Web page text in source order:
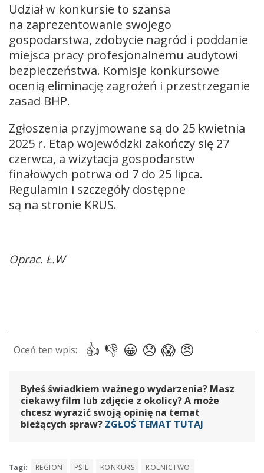
Udział w konkursie to szansa
na zaprezentowanie swojego
gospodarstwa, zdobycie nagród i poddanie
miejsca pracy profesjonalnemu audytowi
bezpieczeństwa. Komisje konkursowe
ocenią eliminację zagrożeń i przestrzeganie
zasad BHP.
Zgłoszenia przyjmowane są do 25 kwietnia
2025 r. Etap wojewódzki zakończy się 27
czerwca, a wizytacja gospodarstw
finałowych potrwa od 7 do 25 lipca.
Regulamin i szczegóły dostępne
są na stronie KRUS.
Oprac. Ł.W
Byłeś świadkiem ważnego wydarzenia? Masz
ciekawy film lub zdjęcie z okolicy? A może
chcesz wyrazić swoją opinię na temat
bieżących spraw? ZGŁOŚ TEMAT TUTAJ
Tagi: REGION PŚIL KONKURS
ROLNICTWO